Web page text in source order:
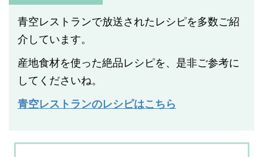
青空レストランで放送されたレシピを多数ご紹
介しています。
産地食材を使った絶品レシピを、是非ご参考に
してくださいね。
青空レストランのレシピはこちら